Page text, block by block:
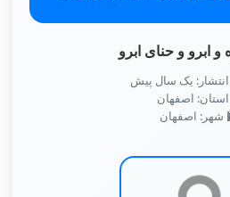
ابرو و حنای ابرو
یک سال پیش
اصفهان
اصفهان